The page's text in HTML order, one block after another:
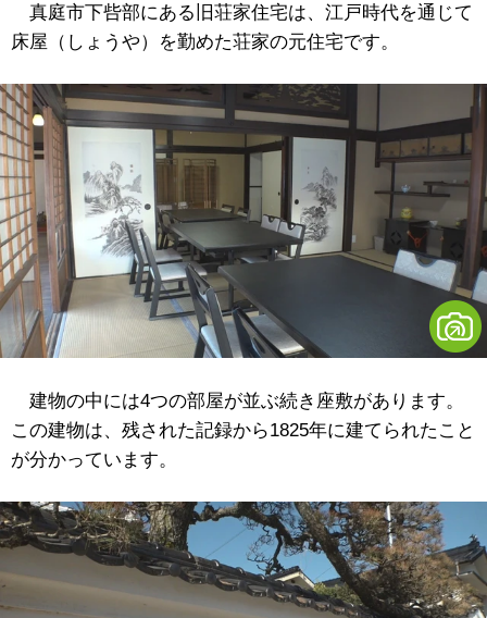
真庭市下呰部にある旧荘家住宅は、江戸時代を通じて
床屋（しょうや）を勤めた荘家の元住宅です。
建物の中には4つの部屋が並ぶ続き座敷があります。
この建物は、残された記録から1825年に建てられたこと
が分かっています。